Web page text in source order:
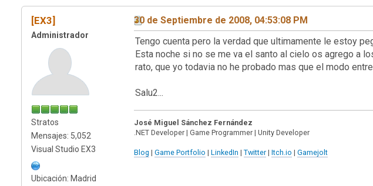
[EX3]
Administrador
Stratos
Mensajes: 5,052
Visual Studio EX3
Ubicación: Madrid
30 de Septiembre de 2008, 04:53:08 PM
Tengo cuenta pero la verdad que ultimamente le estoy
Esta noche si no se me va el santo al cielo os agrego a
rato, que yo todavia no he probado mas que el modo
Salu2...
José Miguel Sánchez Fernández
.NET Developer | Game Programmer | Unity Developer
Blog | Game Portfolio | LinkedIn | Twitter | Itch.io | Gamejolt